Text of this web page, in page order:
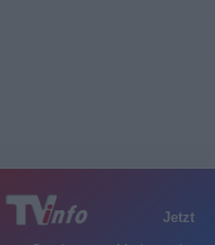
Jetzt